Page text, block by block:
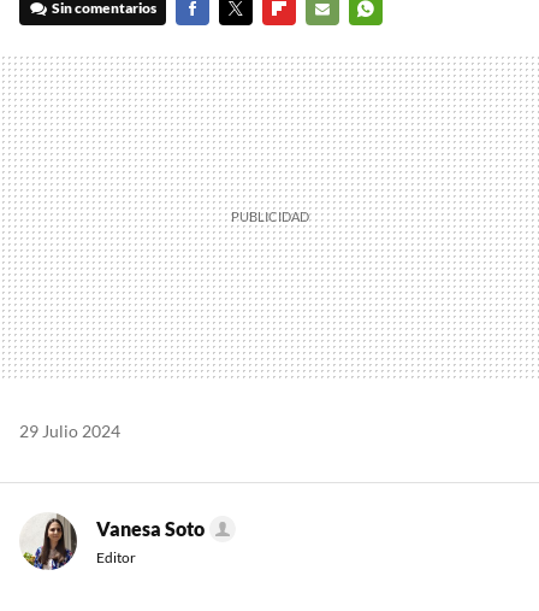
Sin comentarios
MAIL
29 Julio 2024
Vanesa Soto
Editor